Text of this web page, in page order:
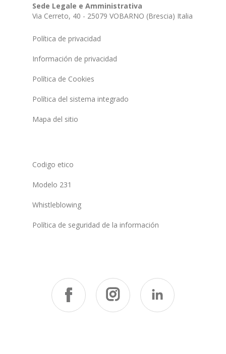
Sede Legale e Amministrativa
Via Cerreto, 40 - 25079 VOBARNO (Brescia) Italia
Política de privacidad
Información de privacidad
Política de Cookies
Política del sistema integrado
Mapa del sitio
Codigo etico
Modelo 231
Whistleblowing
Política de seguridad de la información